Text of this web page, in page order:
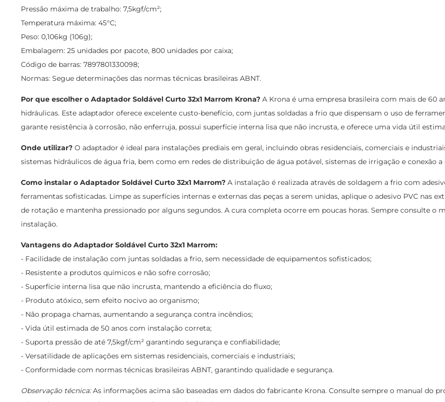
Pressão máxima de trabalho: 7,5kgf/cm²;
Temperatura máxima: 45°C;
Peso: 0,106kg (106g);
Embalagem: 25 unidades por pacote, 800 unidades por caixa;
Código de barras: 7897801330098;
Normas: Segue determinações das normas técnicas brasileiras ABNT.
Por que escolher o Adaptador Soldável Curto 32x1 Marrom Krona? A Krona é uma empresa brasileira com mais de 60
hidráulicas. Este adaptador oferece excelente custo-benefício, com juntas soldadas a frio que dispensam o uso de
garante resistência à corrosão, não enferruja, possui superfície interna lisa que não incrusta, e oferece uma vida útil
Onde utilizar? O adaptador é ideal para instalações prediais em geral, incluindo obras residenciais, comerciais e
sistemas hidráulicos de água fria, bem como em redes de distribuição de água potável, sistemas de irrigação e conexão a
Como instalar o Adaptador Soldável Curto 32x1 Marrom? A instalação é realizada através de soldagem a frio com
ferramentas sofisticadas. Limpe as superfícies internas e externas das peças a serem unidas, aplique o adesivo PVC nas
de rotação e mantenha pressionado por alguns segundos. A cura completa ocorre em poucas horas. Sempre consulte o
instalação.
Vantagens do Adaptador Soldável Curto 32x1 Marrom:
- Facilidade de instalação com juntas soldadas a frio, sem necessidade de equipamentos sofisticados;
- Resistente a produtos químicos e não sofre corrosão;
- Superfície interna lisa que não incrusta, mantendo a eficiência do fluxo;
- Produto atóxico, sem efeito nocivo ao organismo;
- Não propaga chamas, aumentando a segurança contra incêndios;
- Vida útil estimada de 50 anos com instalação correta;
- Suporta pressão de até 7,5kgf/cm² garantindo segurança e confiabilidade;
- Versatilidade de aplicações em sistemas residenciais, comerciais e industriais;
- Conformidade com normas técnicas brasileiras ABNT, garantindo qualidade e segurança.
Observação técnica:As informações acima são baseadas em dados do fabricante Krona. Consulte sempre o manual do